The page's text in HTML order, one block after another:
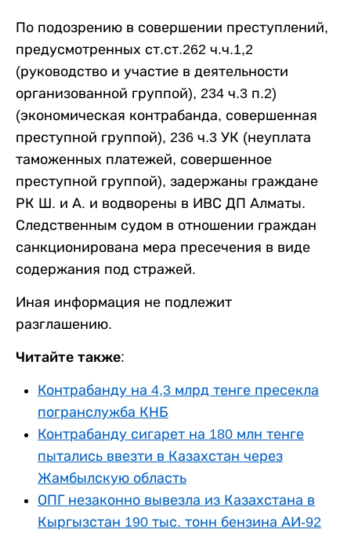
По подозрению в совершении преступлений,
предусмотренных ст.ст.262 ч.ч.1,2
(руководство и участие в деятельности
организованной группой), 234 ч.3 п.2)
(экономическая контрабанда, совершенная
преступной группой), 236 ч.3 УК (неуплата
таможенных платежей, совершенное
преступной группой), задержаны граждане
РК Ш. и А. и водворены в ИВС ДП Алматы.
Следственным судом в отношении граждан
санкционирована мера пресечения в виде
содержания под стражей.
Иная информация не подлежит
разглашению.
Читайте также:
Контрабанду на 4,3 млрд тенге пресекла
погранслужба КНБ
Контрабанду сигарет на 180 млн тенге
пытались ввезти в Казахстан через
Жамбылскую область
ОПГ незаконно вывезла из Казахстана в
Кыргызстан 190 тыс. тонн бензина АИ-92